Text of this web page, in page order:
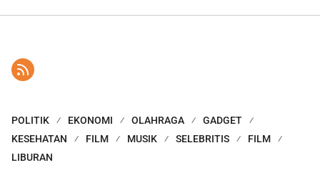
POLITIK EKONOMI OLAHRAGA
GADGET
KESEHATAN
FILM MUSIK SELEBRITIS
FILM
LIBURAN